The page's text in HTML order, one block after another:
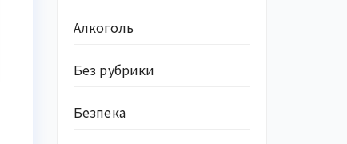
Алкоголь
Без рубрики
Безпека